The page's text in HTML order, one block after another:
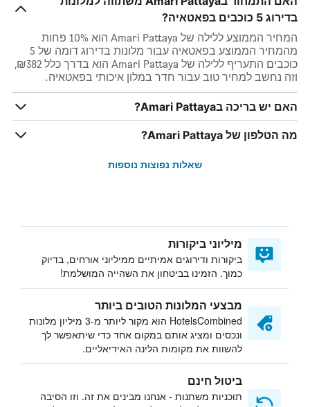
בדירוג 5 כוכבים בפאטאיה?
המחיר הממוצע ללילה של Amari Pattaya הוא 10% פחות
מהמחיר הממוצע בפאטאיה עבור מלונות בדירוג דומה של 5
כוכבים התעריף ללילה של Amari Pattaya הוא בדרך כלל ₪382,
וזה נחשב למחיר טוב עבור חדר במלון איכותי בפאטאיה.
האם יש בריכה בAmari Pattaya?
מה הטלפון של Amari Pattaya?
שאלות נפוצות נוספות
מיליוני ביקורות
ביקורות ודירוגים אמיתיים ממיליוני אורחים, בדיוק
כמוך. הזמינו בביטחון את השהייה המושלמת!
מבצעי המלונות הטובים ביותר
HotelsCombined הוא מקור ליותר מ-3 מיליון מלונות
ונכסים ומציג אותם במקום אחד כדי שיתאפשר לך
להשוות את מקומות הלינה האידיאליים.
ביטול חינם
תוכניות משתנות - אנחנו מבינים את זה. וזו הסיבה